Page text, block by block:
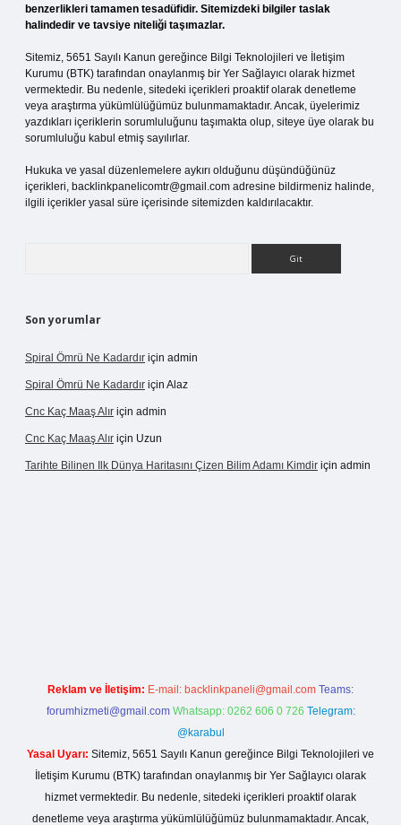
benzerlikleri tamamen tesadüfidir. Sitemizdeki bilgiler taslak
halindedir ve tavsiye niteliği taşımazlar.
Sitemiz, 5651 Sayılı Kanun gereğince Bilgi Teknolojileri ve İletişim
Kurumu (BTK) tarafından onaylanmış bir Yer Sağlayıcı olarak hizmet
vermektedir. Bu nedenle, sitedeki içerikleri proaktif olarak denetleme
veya araştırma yükümlülüğümüz bulunmamaktadır. Ancak, üyelerimiz
yazdıkları içeriklerin sorumluluğunu taşımakta olup, siteye üye olarak bu
sorumluluğu kabul etmiş sayılırlar.
Hukuka ve yasal düzenlemelere aykırı olduğunu düşündüğünüz
içerikleri, backlinkpanelicomtr@gmail.com adresine bildirmeniz halinde,
ilgili içerikler yasal süre içerisinde sitemizden kaldırılacaktır.
Son yorumlar
Spiral Ömrü Ne Kadardır için admin
Spiral Ömrü Ne Kadardır için Alaz
Cnc Kaç Maaş Alır için admin
Cnc Kaç Maaş Alır için Uzun
Tarihte Bilinen Ilk Dünya Haritasını Çizen Bilim Adamı Kimdir için admin
Reklam ve İletişim: E-mail: backlinkpaneli@gmail.com Teams:
forumhizmeti@gmail.com Whatsapp: 0262 606 0 726 Telegram:
@karabul
Yasal Uyarı: Sitemiz, 5651 Sayılı Kanun gereğince Bilgi Teknolojileri ve
İletişim Kurumu (BTK) tarafından onaylanmış bir Yer Sağlayıcı olarak
hizmet vermektedir. Bu nedenle, sitedeki içerikleri proaktif olarak
denetleme veya araştırma yükümlülüğümüz bulunmamaktadır. Ancak,